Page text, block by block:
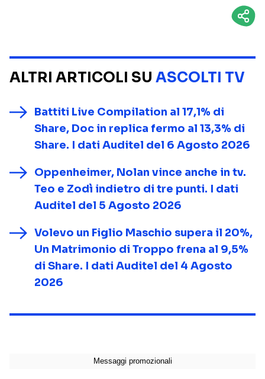
ALTRI ARTICOLI SU ASCOLTI TV
Battiti Live Compilation al 17,1% di
Share, Doc in replica fermo al 13,3% di
Share. I dati Auditel del 6 Agosto 2026
Oppenheimer, Nolan vince anche in tv.
Teo e Zodì indietro di tre punti. I dati
Auditel del 5 Agosto 2026
Volevo un Figlio Maschio supera il 20%,
Un Matrimonio di Troppo frena al 9,5%
di Share. I dati Auditel del 4 Agosto
2026